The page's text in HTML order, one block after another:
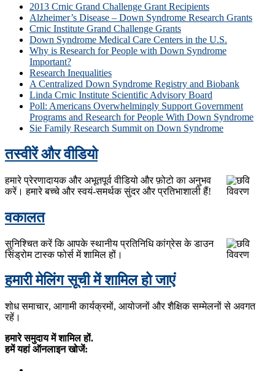
2013 Crnic Grand Challenge Grant Recipients
Alzheimer’s Disease – Down Syndrome Research Grants
Crnic Institute Grand Challenge Grants
Down Syndrome Medical Care Centers in the U.S.
Why is Research for People with Down Syndrome
Important?
Research Inequalities
A Centralized Down Syndrome Registry and Biobank
Linda Crnic Institute Scientific Advisory Board
Poll: Americans Overwhelmingly Support Government
Programs and Research for People With Down Syndrome
Sie Family Research Summit on Down Syndrome
तस्वीरें और वीडियो
हमारे प्रेरणादायक और अभूतपूर्व वीडियो और फ़ोटो का अनुभव
करें। हमारे बच्चे और स्वयं-समर्थक सुंदर और प्रतिभाशाली हैं!
वकालत
सुनिश्चित करें कि आपके स्थानीय प्रतिनिधि कांग्रेस के डाउन
सिंड्रोम टास्क फोर्स में शामिल हों।
हमारी मेलिंग सूची में शामिल हो जाएं
शोध समाचार, आगामी कार्यक्रमों, आयोजनों और शैक्षिक सम्मेलनों से अवगत
रहें।
हमारे समुदाय में शामिल हों.
हमें यहां ऑनलाइन खोजें: